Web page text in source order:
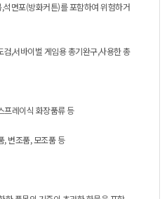
면포(방화커튼)를포함하여위험하거
,서바이벌게임용총기완구,사용한총
레이식화장품류등
,변조품,모조품등